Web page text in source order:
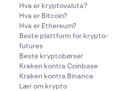
Hva er kryptovaluta?
Hva er Bitcoin?
Hva er Ethereum?
Beste plattform for krypto-
futures
Beste kryptobørser
Kraken kontra Coinbase
Kraken kontra Binance
Lær om krypto